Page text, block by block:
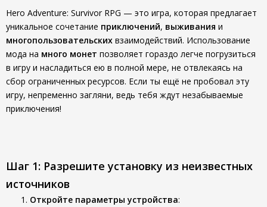
Hero Adventure: Survivor RPG — это игра, которая предлагает
уникальное сочетание приключений, выживания и
многопользовательских взаимодействий. Использование
мода на много монет позволяет гораздо легче погрузиться
в игру и насладиться ею в полной мере, не отвлекаясь на
сбор ограниченных ресурсов. Если ты ещё не пробовал эту
игру, непременно загляни, ведь тебя ждут незабываемые
приключения!
Шаг 1: Разрешите установку из неизвестных
источников
Откройте параметры устройства: